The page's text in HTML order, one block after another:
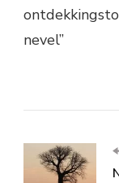
nevel”